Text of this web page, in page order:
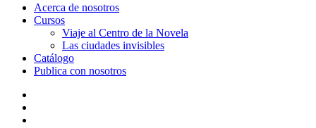
Close
Menu
Acerca de nosotros
Cursos
Viaje al Centro de la Novela
Las ciudades invisibles
Catálogo
Publica con nosotros